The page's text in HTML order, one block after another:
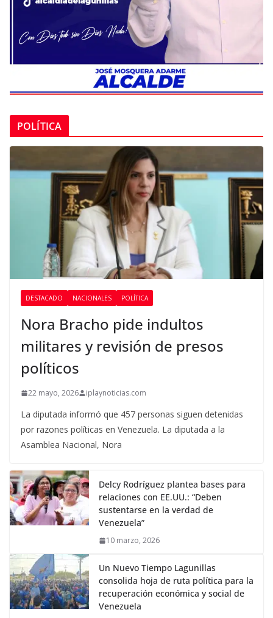
POLÍTICA
DESTACADO NACIONALES POLÍTICA
Nora Bracho pide indultos
militares y revisión de presos
políticos
22 mayo, 2026 iplaynoticias.com
La diputada informó que 457 personas siguen detenidas
por razones políticas en Venezuela. La diputada a la
Asamblea Nacional, Nora
Delcy Rodríguez plantea bases para
relaciones con EE.UU.: “Deben
sustentarse en la verdad de
Venezuela”
10 marzo, 2026
Un Nuevo Tiempo Lagunillas
consolida hoja de ruta política para la
recuperación económica y social de
Venezuela